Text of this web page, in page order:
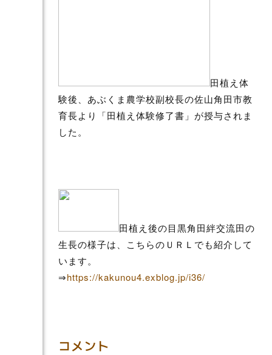
田植え体
験後、あぶくま農学校副校長の佐山角田市教
育長より「田植え体験修了書」が授与されま
した。
田植え後の目黒角田絆交流田の
生長の様子は、こちらのＵＲＬでも紹介して
います。
⇒https://kakunou4.exblog.jp/i36/
コメント